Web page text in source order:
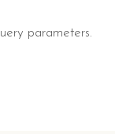
parameters.